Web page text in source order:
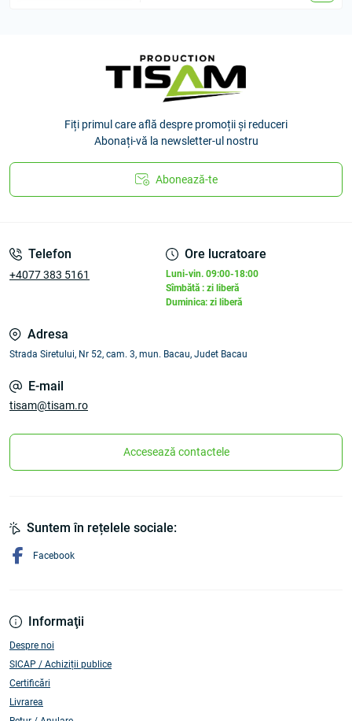
Fiți primul care află despre promoții și reduceri
Abonați-vă la newsletter-ul nostru
Abonează-te
Telefon
+4077 383 5161
Ore lucratoare
Luni-vin. 09:00-18:00
Sîmbătă : zi liberă
Duminica: zi liberă
Adresa
Strada Siretului, Nr 52, cam. 3, mun. Bacau, Judet Bacau
E-mail
tisam@tisam.ro
Accesează contactele
Informaţii
Despre noi
SICAP / Achiziții publice
Certificări
Livrarea
Suntem în rețelele sociale:
Facebook